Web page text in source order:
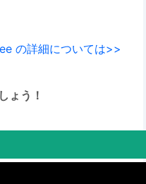
の詳細については>>
ょう！